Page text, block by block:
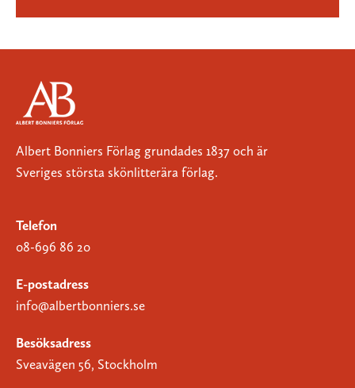
Albert Bonniers Förlag grundades 1837 och är
Sveriges största skönlitterära förlag.
Telefon
08-696 86 20
E-postadress
info@albertbonniers.se
Besöksadress
Sveavägen 56, Stockholm